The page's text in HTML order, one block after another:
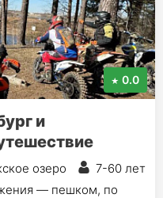
0.0
и
озеро
7-60 лет
— пешком, по